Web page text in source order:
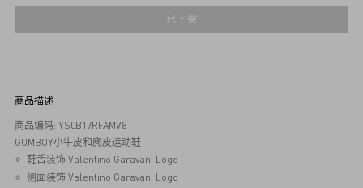
已下架
商品描述
商品编码: YS0B17RFAMV8
GUMBOY小牛皮和麂皮运动鞋
鞋舌装饰 Valentino Garavani Logo
侧面装饰 Valentino Garavani Logo